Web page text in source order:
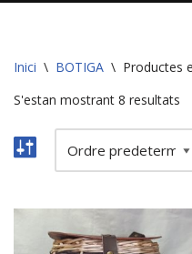
Inici \ BOTIGA \ Productes
S'estan mostrant 8 resultats